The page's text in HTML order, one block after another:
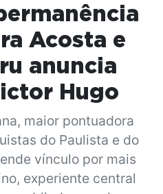
Acosta e
anuncia
Hugo
maior pontuadora
do Paulista e do
vínculo por mais
experiente central